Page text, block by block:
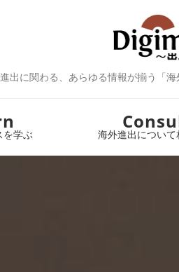
出に関わる、あらゆる情報が揃う「海
を学ぶ 海外進出について